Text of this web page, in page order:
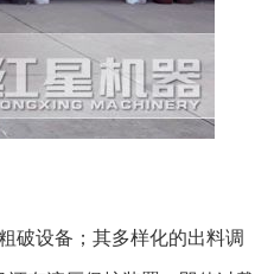
破设备；其多样化的出料调